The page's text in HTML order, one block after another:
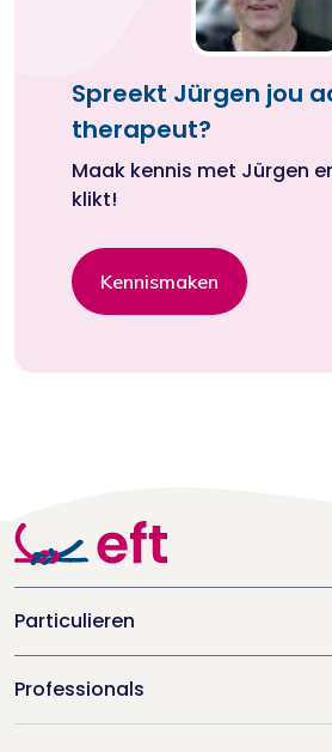
Spreekt Jürgen jou
therapeut?
Maak kennis met Jürgen
klikt!
Kennismaken
Particulieren
Vind jouw therapeut
Videoportal
Professionals